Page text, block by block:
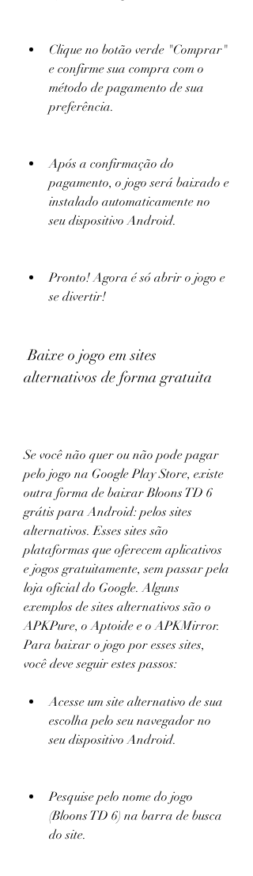
Clique no botão verde "Comprar"
e confirme sua compra com o
método de pagamento de sua
preferência.
Após a confirmação do
pagamento, o jogo será baixado e
instalado automaticamente no
seu dispositivo Android.
Pronto! Agora é só abrir o jogo e
se divertir!
Baixe o jogo em sites
alternativos de forma gratuita
Se você não quer ou não pode pagar
pelo jogo na Google Play Store, existe
outra forma de baixar Bloons TD 6
grátis para Android: pelos sites
alternativos. Esses sites são
plataformas que oferecem aplicativos
e jogos gratuitamente, sem passar pela
loja oficial do Google. Alguns
exemplos de sites alternativos são o
APKPure, o Aptoide e o APKMirror.
Para baixar o jogo por esses sites,
você deve seguir estes passos:
Acesse um site alternativo de sua
escolha pelo seu navegador no
seu dispositivo Android.
Pesquise pelo nome do jogo
(Bloons TD 6) na barra de busca
do site.